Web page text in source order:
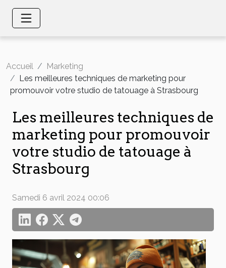
Accueil
Marketing
Les meilleures techniques de marketing pour
promouvoir votre studio de tatouage à Strasbourg
Les meilleures techniques de
marketing pour promouvoir
votre studio de tatouage à
Strasbourg
Samedi 6 avril 2024 00:06